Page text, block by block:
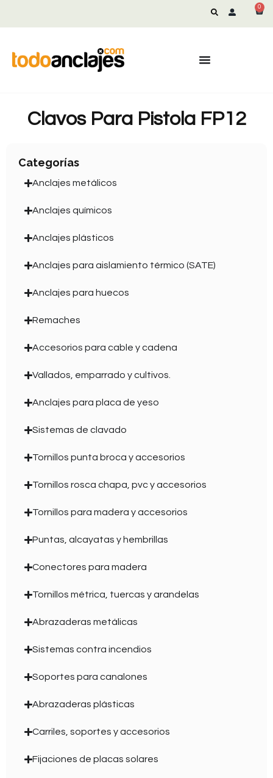
0
Clavos Para Pistola FP12
Categorías
Anclajes metálicos
Anclajes químicos
Anclajes plásticos
Anclajes para aislamiento térmico (SATE)
Anclajes para huecos
Remaches
Accesorios para cable y cadena
Vallados, emparrado y cultivos.
Anclajes para placa de yeso
Sistemas de clavado
Tornillos punta broca y accesorios
Tornillos rosca chapa, pvc y accesorios
Tornillos para madera y accesorios
Puntas, alcayatas y hembrillas
Conectores para madera
Tornillos métrica, tuercas y arandelas
Abrazaderas metálicas
Sistemas contra incendios
Soportes para canalones
Abrazaderas plásticas
Carriles, soportes y accesorios
Fijaciones de placas solares